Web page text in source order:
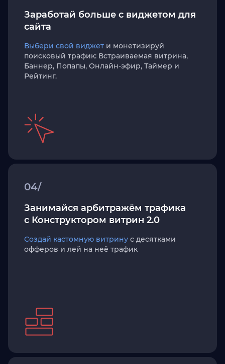
Заработай больше с виджетом для
сайта
Выбери свой виджет и монетизируй
поисковый трафик: Встраиваемая витрина,
Баннер, Попапы, Онлайн-эфир, Таймер и
Рейтинг.
04/
Занимайся арбитражём трафика
с Конструктором витрин 2.0
Создай кастомную витрину с десятками
офферов и лей на неё трафик